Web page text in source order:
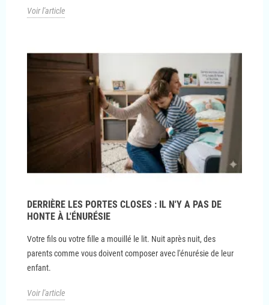
Voir l'article
DERRIÈRE LES PORTES CLOSES : IL N'Y A PAS DE
HONTE À L'ÉNURÉSIE
Votre fils ou votre fille a mouillé le lit. Nuit après nuit, des
parents comme vous doivent composer avec l'énurésie de leur
enfant.
Voir l'article